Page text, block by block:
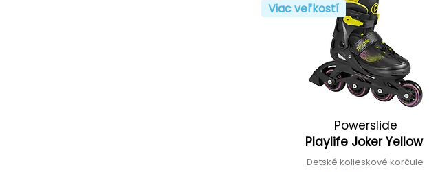
Viac veľkostí
Powerslide
Playlife Joker Yellow
Detské kolieskové korčule